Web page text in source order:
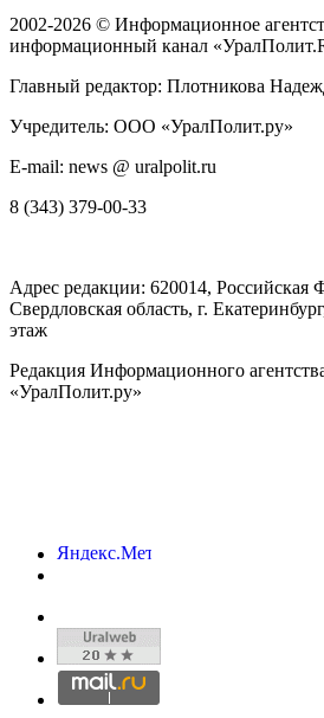
2002-2026 © Информационное
информационный канал
Главный редактор: Плотникова
Учредитель: ООО «УралПолит.ру»
E-mail: news @ uralpolit.ru
8 (343) 379-00-33
Адрес редакции: 620014, Российская
Свердловская область, г. Екатеринбург
этаж
Редакция Информационного
«УралПолит.ру»